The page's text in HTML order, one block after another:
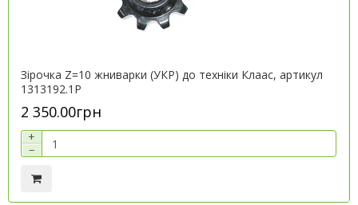
Зірочка Z=10 жниварки (УКР) до техніки Клаас, артикул
1313192.1P
2 350.00грн
+
−